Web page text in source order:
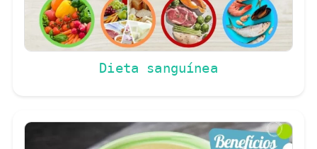
Dieta sanguínea